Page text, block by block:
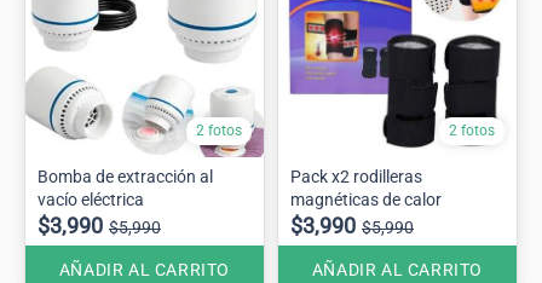
2 fotos
Bomba de extracción al
vacío eléctrica
$3,990 $5,990
AÑADIR AL CARRITO
2 fotos
Pack x2 rodilleras
magnéticas de calor
$3,990 $5,990
AÑADIR AL CARRITO